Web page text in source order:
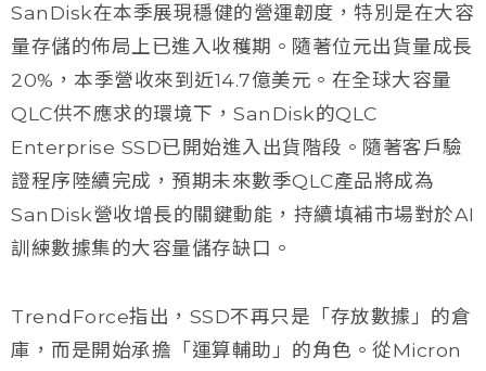
SanDisk在本季展現穩健的營運韌度，特別是在大容
量存儲的佈局上已進入收穫期。隨著位元出貨量成長
20%，本季營收來到近14.7億美元。在全球大容量
QLC供不應求的環境下，SanDisk的QLC
Enterprise SSD已開始進入出貨階段。隨著客戶驗
證程序陸續完成，預期未來數季QLC產品將成為
SanDisk營收增長的關鍵動能，持續填補市場對於AI
訓練數據集的大容量儲存缺口。
TrendForce指出，SSD不再只是「存放數據」的倉
庫，而是開始承擔「運算輔助」的角色。從Micron